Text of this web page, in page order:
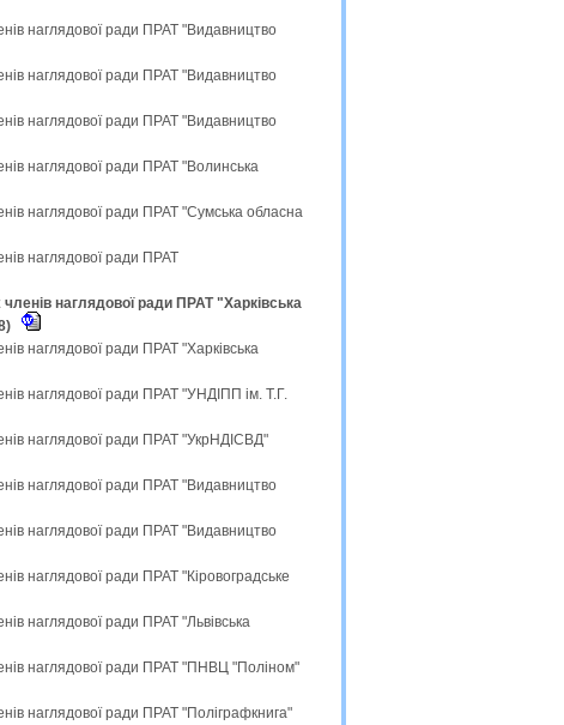
наглядової ради ПРАТ "Видавництво
наглядової ради ПРАТ "Видавництво
наглядової ради ПРАТ "Видавництво
наглядової ради ПРАТ "Волинська
наглядової ради ПРАТ "Сумська обласна
наглядової ради ПРАТ
наглядової ради ПРАТ "Харківська
наглядової ради ПРАТ "Харківська
наглядової ради ПРАТ "УНДІПП ім. Т.Г.
наглядової ради ПРАТ "УкрНДІСВД"
наглядової ради ПРАТ "Видавництво
наглядової ради ПРАТ "Видавництво
наглядової ради ПРАТ "Кіровоградське
наглядової ради ПРАТ "Львівська
наглядової ради ПРАТ "ПНВЦ "Поліном"
наглядової ради ПРАТ "Поліграфкнига"